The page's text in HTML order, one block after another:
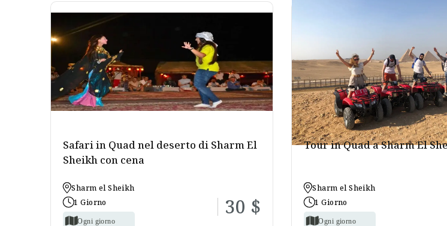
Sharm el sheikh e` situata vicino alle attrazioni turistiche di Sinai ,questo collegamento
visitare a Sharm el sheikh e i migliori hotel, le migliori
Safari in Quad nel deserto di Sharm El
Sheikh con cena
Sharm el Sheikh
1 Giorno
Ogni giorno
30 $
Tour in Quad a Sharm El
Sharm el Sheikh
1 Giorno
Ogni giorno